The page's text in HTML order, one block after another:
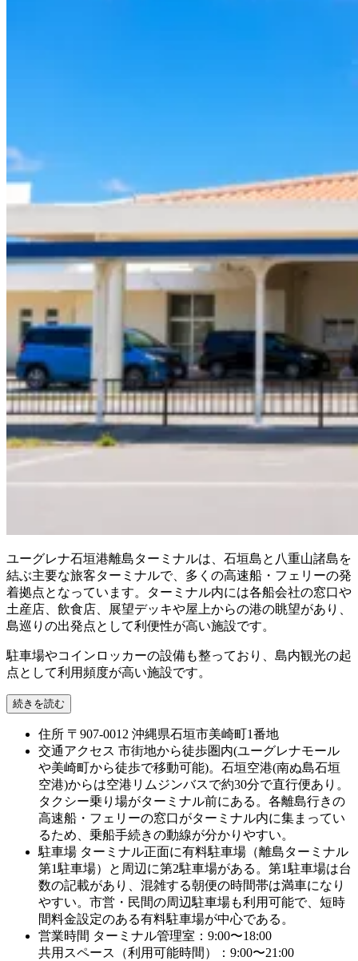
ユーグレナ石垣港離島ターミナルは、石垣島と八重山諸島を
結ぶ主要な旅客ターミナルで、多くの高速船・フェリーの発
着拠点となっています。ターミナル内には各船会社の窓口や
土産店、飲食店、展望デッキや屋上からの港の眺望があり、
島巡りの出発点として利便性が高い施設です。
駐車場やコインロッカーの設備も整っており、島内観光の起
点として利用頻度が高い施設です。
続きを読む
住所 〒907-0012 沖縄県石垣市美崎町1番地
交通アクセス 市街地から徒歩圏内(ユーグレナモール
や美崎町から徒歩で移動可能)。石垣空港(南ぬ島石垣
空港)からは空港リムジンバスで約30分で直行便あり。
タクシー乗り場がターミナル前にある。各離島行きの
高速船・フェリーの窓口がターミナル内に集まってい
るため、乗船手続きの動線が分かりやすい。
駐車場 ターミナル正面に有料駐車場（離島ターミナル
第1駐車場）と周辺に第2駐車場がある。第1駐車場は台
数の記載があり、混雑する朝便の時間帯は満車になり
やすい。市営・民間の周辺駐車場も利用可能で、短時
間料金設定のある有料駐車場が中心である。
営業時間 ターミナル管理室：9:00〜18:00
共用スペース（利用可能時間）：9:00〜21:00